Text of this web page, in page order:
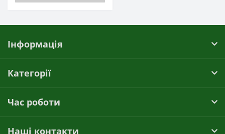
Інформація
Категорії
Час роботи
Наші контакти